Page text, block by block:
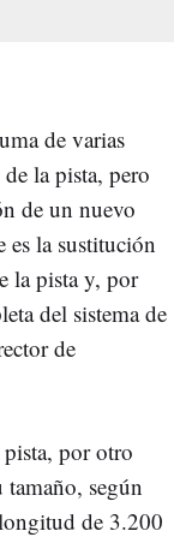
de varias
la pista, pero
de un nuevo
es la sustitución
la pista y, por
del sistema de
de
por otro
según
de 3.200